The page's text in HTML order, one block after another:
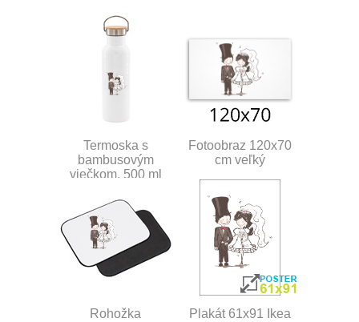
Termoska s
bambusovým
viečkom, 500 ml
Fotoobraz 120x70
cm veľký
Rohožka
Plakát 61x91 Ikea